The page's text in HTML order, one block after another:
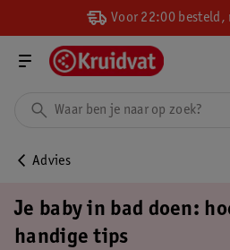
Voor 22:00 besteld,
Advies
Je baby in bad doen:
handige tips